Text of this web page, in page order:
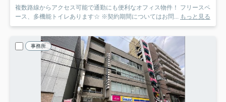
複数路線からアクセス可能で通勤にも便利なオフィス物件！ フリースペ
ース、多機能トイレあります☆ ※契約期間についてはお問...
もっと見る
事務所